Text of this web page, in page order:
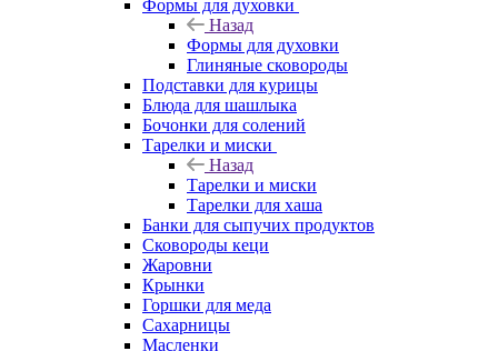
Формы для духовки
Назад
Формы для духовки
Глиняные сковороды
Подставки для курицы
Блюда для шашлыка
Бочонки для солений
Тарелки и миски
Назад
Тарелки и миски
Тарелки для хаша
Банки для сыпучих продуктов
Сковороды кеци
Жаровни
Крынки
Горшки для меда
Сахарницы
Масленки